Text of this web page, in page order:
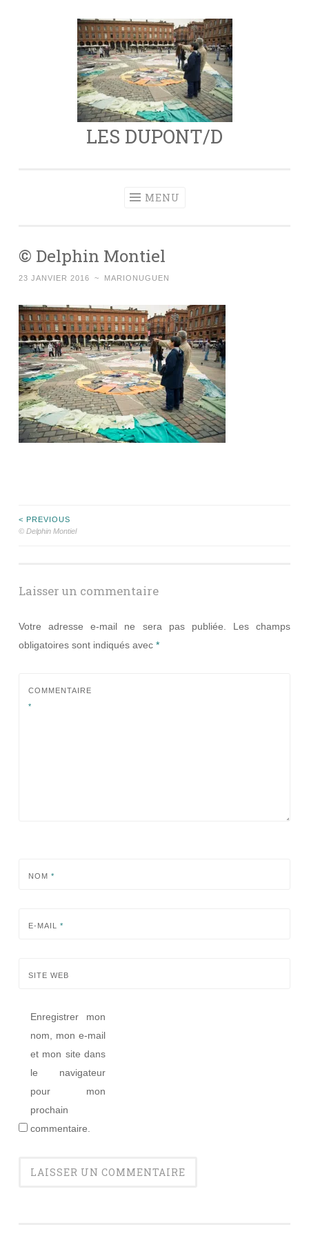
LES DUPONT/D
MENU
© Delphin Montiel
23 JANVIER 2016 ~ MARIONUGUEN
Navigation
articles
< PREVIOUS
© Delphin Montiel
Laisser un commentaire
Votre adresse e-mail ne sera pas publiée.
Les champs
obligatoires sont indiqués avec *
COMMENTAIRE
*
NOM *
E-MAIL *
SITE WEB
Enregistrer mon
nom, mon e-mail
et mon site dans
le navigateur
pour mon
prochain
commentaire.